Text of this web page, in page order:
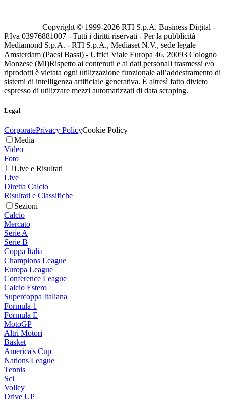
Copyright © 1999-2026 RTI S.p.A. Business Digital -
P.Iva 03976881007 - Tutti i diritti riservati - Per la pubblicità
Mediamond S.p.A. - RTI S.p.A., Mediaset N.V., sede legale
Amsterdam (Paesi Bassi) - Uffici Viale Europa 46, 20093 Cologno
Monzese (MI)Rispetto ai contenuti e ai dati personali trasmessi e/o
riprodotti è vietata ogni utilizzazione funzionale all’addestramento di
sistemi di intelligenza artificiale generativa. È altresì fatto divieto
espresso di utilizzare mezzi automatizzati di data scraping.
Legal
CorporatePrivacy PolicyCookie Policy
Media
Video
Foto
Live e Risultati
Live
Diretta Calcio
Risultati e Classifiche
Sezioni
Calcio
Mercato
Serie A
Serie B
Coppa Italia
Champions League
Europa League
Conference League
Calcio Estero
Supercoppa Italiana
Formula 1
Formula E
MotoGP
Altri Motori
Basket
America's Cup
Nations League
Tennis
Sci
Volley
Drive UP